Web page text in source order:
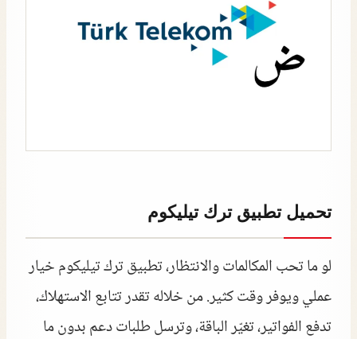
تحميل تطبيق ترك تيليكوم
لو ما تحب المكالمات والانتظار، تطبيق ترك تيليكوم خيار
عملي ويوفر وقت كثير. من خلاله تقدر تتابع الاستهلاك،
تدفع الفواتير، تغيّر الباقة، وترسل طلبات دعم بدون ما